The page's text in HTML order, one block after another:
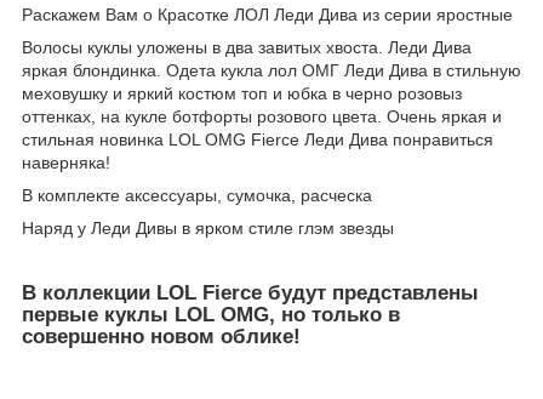
Раскажем Вам о Красотке ЛОЛ Леди Дива из серии яростные
Волосы куклы уложены в два завитых хвоста. Леди Дива
яркая блондинка. Одета кукла лол ОМГ Леди Дива в стильную
меховушку и яркий костюм топ и юбка в черно розовыз
оттенках, на кукле ботфорты розового цвета. Очень яркая и
стильная новинка LOL OMG Fierce Леди Дива понравиться
наверняка!
В комплекте аксессуары, сумочка, расческа
Наряд у Леди Дивы в ярком стиле глэм звезды
В коллекции LOL Fierce будут представлены
первые куклы LOL OMG, но только в
совершенно новом облике!